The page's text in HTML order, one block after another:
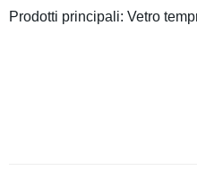
Prodotti principali: Vetro